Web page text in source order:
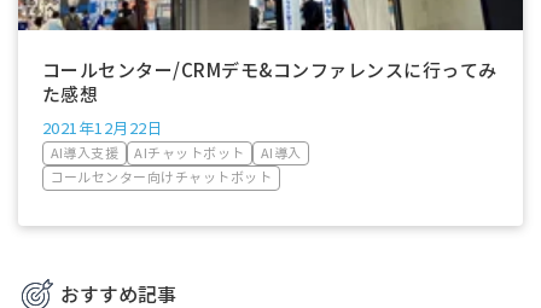
コールセンター/CRMデモ&コンファレンスに行ってみ
た感想
2021年12月22日
AI導入支援 AIチャットボット
AI導入
コールセンター向けチャットボット
おすすめ記事